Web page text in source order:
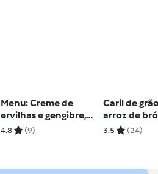
Menu: Creme de
ervilhas e gengibre,
salmão com limão e
4.8 (9)
Caril de
arroz de
3.5 (24)